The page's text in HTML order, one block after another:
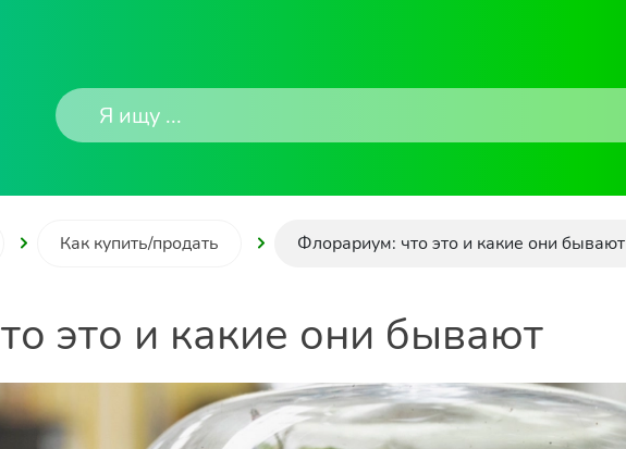
Как купить/продать Флорариум: что это и какие они бывают
это и какие они бывают